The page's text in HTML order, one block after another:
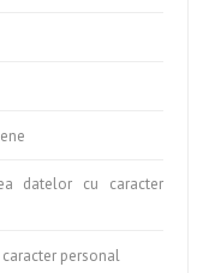
datelor cu caracter
personal